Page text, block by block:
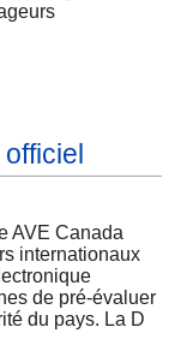
AVE Canada
internationaux
de pré-évaluer
du pays. La D